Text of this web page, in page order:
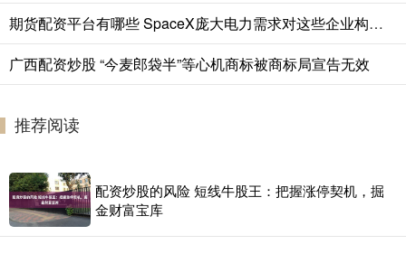
期货配资平台有哪些 SpaceX庞大电力需求对这些企业构成明确利好
广西配资炒股 “今麦郎袋半”等心机商标被商标局宣告无效
推荐阅读
配资炒股的风险 短线牛股王：把握涨停契机，掘
金财富宝库